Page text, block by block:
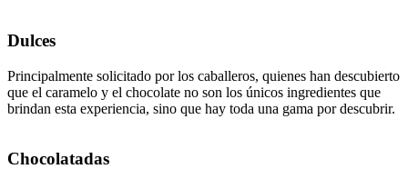
Dulces
Principalmente solicitado por los caballeros, quienes han descubierto
que el caramelo y el chocolate no son los únicos ingredientes que
brindan esta experiencia, sino que hay toda una gama por descubrir.
Chocolatadas